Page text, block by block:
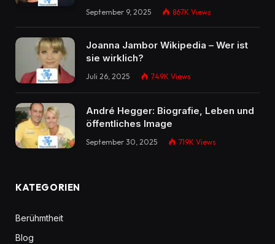
September 9, 2025 867K Views
Joanna Jambor Wikipedia – Wer ist
sie wirklich?
Juli 26, 2025 749K Views
André Hegger: Biografie, Leben und
öffentliches Image
September 30, 2025 719K Views
KATEGORIEN
Berühmtheit
Blog